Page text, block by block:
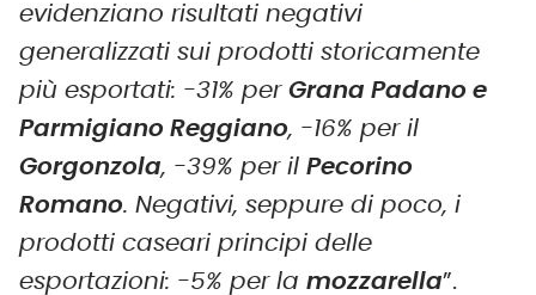
evidenziano risultati negativi
generalizzati sui prodotti storicamente
più esportati: -31% per Grana Padano e
Parmigiano Reggiano, -16% per il
Gorgonzola, -39% per il Pecorino
Romano. Negativi, seppure di poco, i
prodotti caseari principi delle
esportazioni: -5% per la mozzarella”.